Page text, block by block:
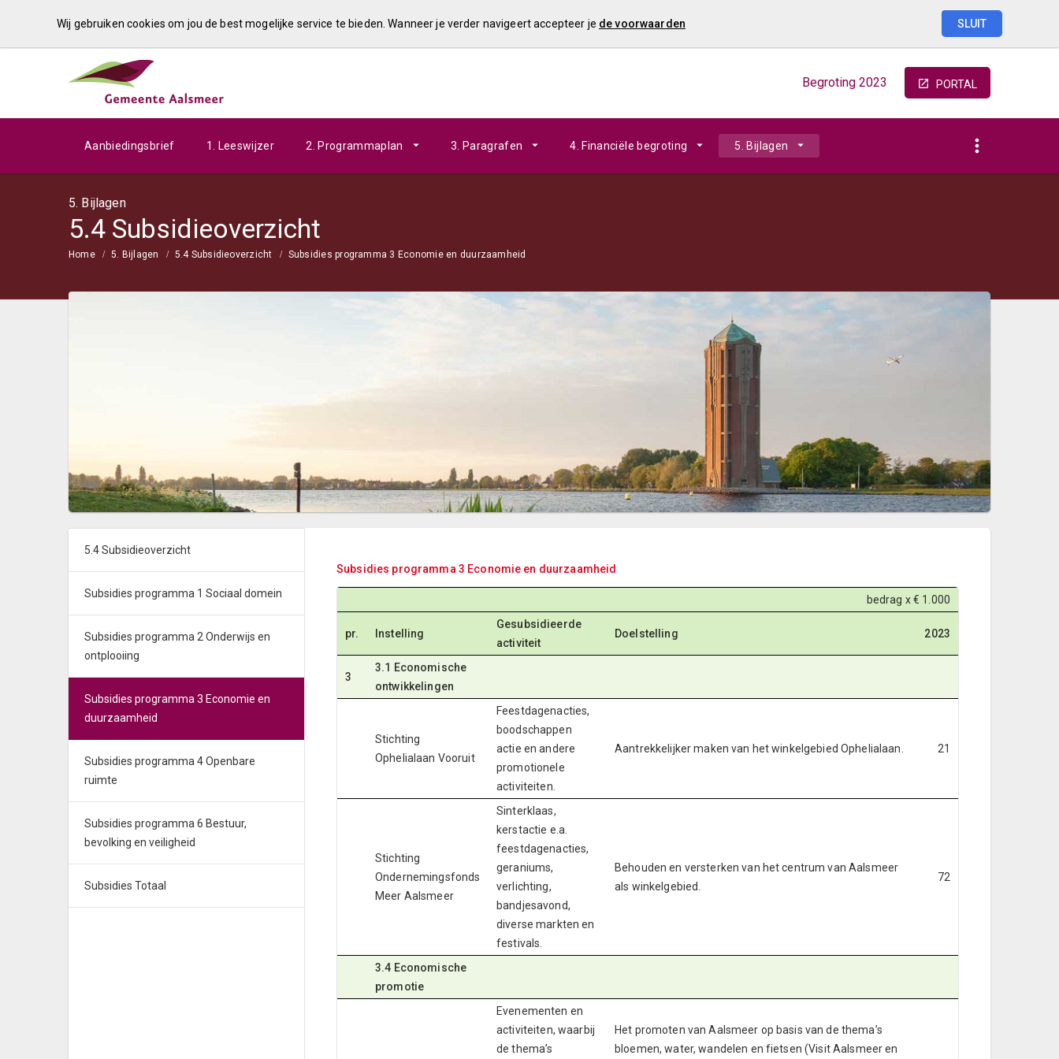
Wij gebruiken cookies om jou de best mogelijke service te bieden. Wanneer je verder navigeert accepteer je de voorwaarden SLUIT
Begroting 2023 PORTAL
Aanbiedingsbrief 1. Leeswijzer 2. Programmaplan 3. Paragrafen 4. Financiële begroting 5. Bijlagen
5. Bijlagen
5.4 Subsidieoverzicht
Home 5. Bijlagen 5.4 Subsidieoverzicht Subsidies programma 3 Economie en duurzaamheid
5.4 Subsidieoverzicht
Subsidies programma 1 Sociaal domein
Subsidies programma 2 Onderwijs en
ontplooiing
Subsidies programma 3 Economie en
duurzaamheid
Subsidies programma 4 Openbare
ruimte
Subsidies programma 6 Bestuur,
bevolking en veiligheid
Subsidies Totaal
Subsidies programma 3 Economie en duurzaamheid
bedrag x € 1.000
pr. Instelling
Gesubsidieerde
activiteit
Doelstelling 2023
3
3.1 Economische
ontwikkelingen
Stichting
Ophelialaan Vooruit
Feestdagenacties,
boodschappen
actie en andere
promotionele
activiteiten.
Aantrekkelijker maken van het winkelgebied Ophelialaan. 21
Stichting
Ondernemingsfonds
Meer Aalsmeer
Sinterklaas,
kerstactie e.a.
feestdagenacties,
geraniums,
verlichting,
bandjesavond,
diverse markten en
festivals.
Behouden en versterken van het centrum van Aalsmeer
als winkelgebied.
72
3.4 Economische
promotie
Evenementen en
activiteiten, waarbij
de thema’s
Het promoten van Aalsmeer op basis van de thema’s
bloemen, water, wandelen en fietsen (Visit Aalsmeer en